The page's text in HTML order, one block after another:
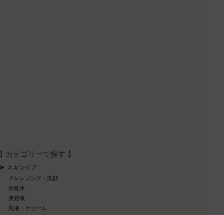
【 カテゴリーで探す 】
スキンケア
クレンジング・洗顔
化粧水
美容液
乳液・クリーム